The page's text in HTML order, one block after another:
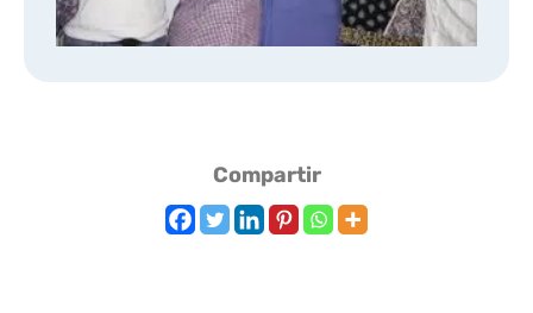
Compartir